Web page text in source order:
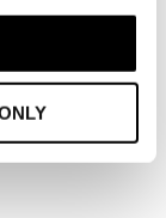
der